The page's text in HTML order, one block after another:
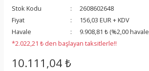
Stok Kodu
2608602648
Fiyat
156,03 EUR + KDV
Havale
9.908,81 ₺ (%2,00
*2.022,21 ₺ den başlayan taksitlerle!!
10.111,04 ₺